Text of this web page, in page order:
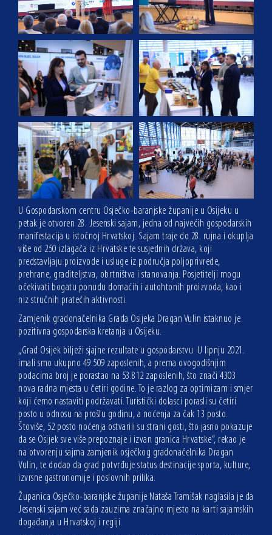
U Gospodarskom centru Osječko-baranjske županije u Osijeku u
petak je otvoren 28. Jesenski sajam, jedna od najvećih gospodarskih
manifestacija u istočnoj Hrvatskoj. Sajam traje do 28. rujna i okuplja
više od 250 izlagača iz Hrvatske te susjednih država, koji
predstavljaju proizvode i usluge iz područja poljoprivrede,
prehrane, graditeljstva, obrtništva i stanovanja. Posjetitelji mogu
očekivati bogatu ponudu domaćih i autohtonih proizvoda, kao i
niz stručnih pratećih aktivnosti.
Zamjenik gradonačelnika Grada Osijeka Dragan Vulin istaknuo je
pozitivna gospodarska kretanja u Osijeku.
„Grad Osijek bilježi sjajne rezultate u gospodarstvu. U lipnju 2021.
imali smo ukupno 49.509 zaposlenih, a prema ovogodišnjim
podacima broj je porastao na 53.812 zaposlenih, što znači 4303
nova radna mjesta u četiri godine. To je razlog za optimizam i smjer
koji ćemo nastaviti podržavati. Turistički dolasci porasli su četiri
posto u odnosu na prošlu godinu, a noćenja za čak 13 posto.
Štoviše, 52 posto noćenja ostvarili su strani gosti, što jasno pokazuje
da se Osijek sve više prepoznaje i izvan granica Hrvatske“, rekao je
na otvorenju sajma zamjenik osječkog gradonačelnika Dragan
Vulin, te dodao da grad potvrđuje status destinacije sporta, kulture,
izvrsne gastronomije i poslovnih prilika.
Županica Osječko-baranjske županije Nataša Tramišak naglasila je da
Jesenski sajam već sada zauzima značajno mjesto na karti sajamskih
događanja u Hrvatskoj i regiji.